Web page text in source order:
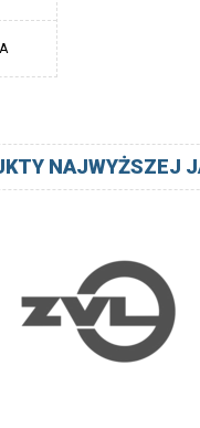
NAJWYŻSZEJ